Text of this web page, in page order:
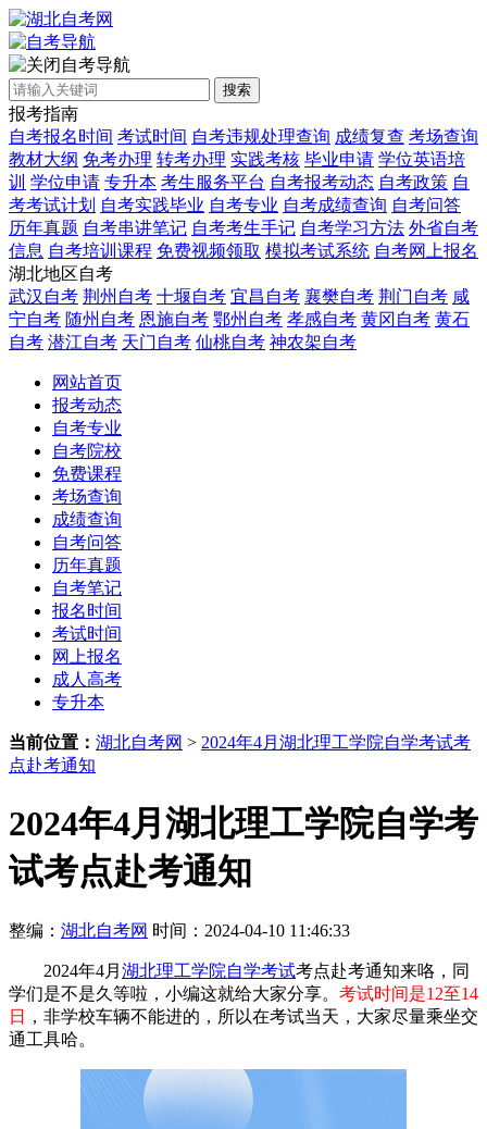
自考导航
搜索
报考指南
自考报名时间 考试时间 自考违规处理查询 成绩复查 考场查询
教材大纲 免考办理 转考办理 实践考核 毕业申请 学位英语培
训 学位申请 专升本 考生服务平台 自考报考动态 自考政策 自
考考试计划 自考实践毕业 自考专业 自考成绩查询 自考问答
历年真题 自考串讲笔记 自考考生手记 自考学习方法 外省自考
信息 自考培训课程 免费视频领取 模拟考试系统 自考网上报名
湖北地区自考
武汉自考 荆州自考 十堰自考 宜昌自考 襄樊自考 荆门自考 咸
宁自考 随州自考 恩施自考 鄂州自考 孝感自考 黄冈自考 黄石
自考 潜江自考 天门自考 仙桃自考 神农架自考
网站首页
报考动态
自考专业
自考院校
免费课程
考场查询
成绩查询
自考问答
历年真题
自考笔记
报名时间
考试时间
网上报名
成人高考
专升本
当前位置： 湖北自考网 > 2024年4月湖北理工学院自学考试考
点赴考通知
2024年4月湖北理工学院自学考
试考点赴考通知
整编： 湖北自考网 时间：2024-04-10 11:46:33
2024年4月 湖北理工学院自学考试考点赴考通知来咯，同
学们是不是久等啦，小编这就给大家分享。 考试时间是12至14
日
，非学校车辆不能进的，所以在考试当天，大家尽量乘坐交
通工具哈。